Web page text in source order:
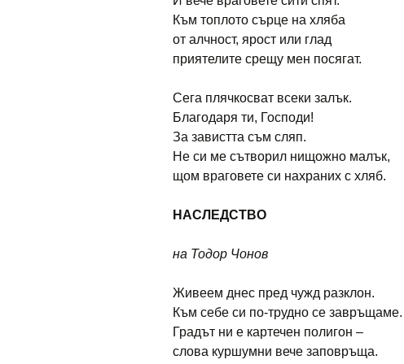
Към топлото сърце на хляба
от алчност, ярост или глад
приятелите срещу мен посягат.
Сега плячкосват всеки залък.
Благодаря ти, Господи!
За завистта съм сляп.
Не си ме сътворил нищожно малък,
щом враговете си нахраних с хляб.
НАСЛЕДСТВО
на Тодор Чонов
Живеем днес пред чужд разклон.
Към себе си по-трудно се завръщаме.
Градът ни е картечен полигон –
слова куршумни вече заповръща.